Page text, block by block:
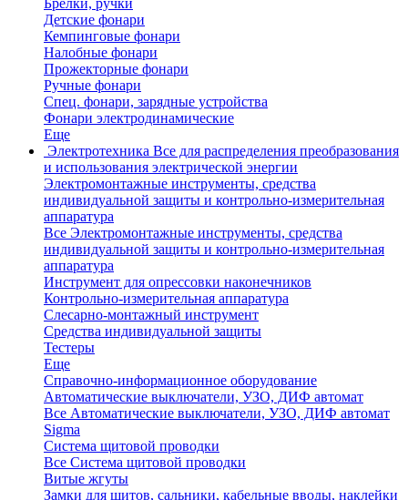
Брелки, ручки
Детские фонари
Кемпинговые фонари
Налобные фонари
Прожекторные фонари
Ручные фонари
Спец. фонари, зарядные устройства
Фонари электродинамические
Еще
Электротехника Все для распределения преобразования
и использования электрической энергии
Электромонтажные инструменты, средства
индивидуальной защиты и контрольно-измерительная
аппаратура
Все Электромонтажные инструменты, средства
индивидуальной защиты и контрольно-измерительная
аппаратура
Инструмент для опрессовки наконечников
Контрольно-измерительная аппаратура
Слесарно-монтажный инструмент
Средства индивидуальной защиты
Тестеры
Еще
Справочно-информационное оборудование
Автоматические выключатели, УЗО, ДИФ автомат
Все Автоматические выключатели, УЗО, ДИФ автомат
Sigma
Система щитовой проводки
Все Система щитовой проводки
Витые жгуты
Замки для щитов, сальники, кабельные вводы, наклейки